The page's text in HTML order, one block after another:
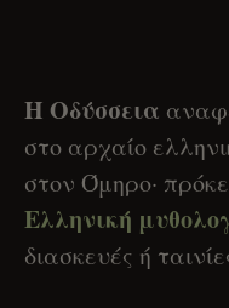
Η Οδύσσεια
στο αρχαίο
στον Όμηρο·
Ελληνική
διασκευές ή